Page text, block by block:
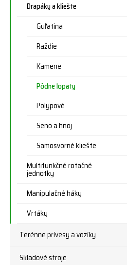
Drapáky a kliešte
Guľatina
Raždie
Kamene
Pôdne lopaty
Polypové
Seno a hnoj
Samosvorné kliešte
Multifunkčné rotačné
jednotky
Manipulačné háky
Vrtáky
Terénne prívesy a vozíky
Skladové stroje